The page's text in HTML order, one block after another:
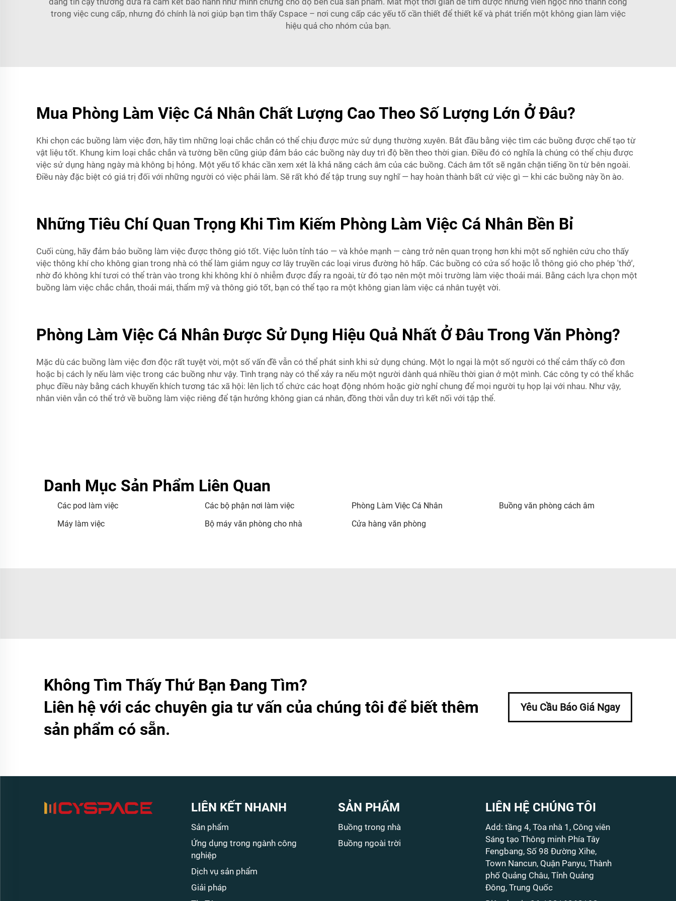
trong việc cung cấp, nhưng đó chính là nơi giúp bạn tìm thấy Cspace – nơi cung cấp các yếu tố cần thiết để thiết kế và phát triển một không gian làm việc
hiệu quả cho nhóm của bạn.
Mua Phòng Làm Việc Cá Nhân Chất Lượng Cao Theo Số Lượng Lớn Ở Đâu?
Khi chọn các buồng làm việc đơn, hãy tìm những loại chắc chắn có thể chịu được mức sử dụng thường xuyên. Bắt đầu bằng việc tìm các buồng được chế tạo từ
vật liệu tốt. Khung kim loại chắc chắn và tường bền cũng giúp đảm bảo các buồng này duy trì độ bền theo thời gian. Điều đó có nghĩa là chúng có thể chịu được
việc sử dụng hàng ngày mà không bị hỏng. Một yếu tố khác cần xem xét là khả năng cách âm của các buồng. Cách âm tốt sẽ ngăn chặn tiếng ồn từ bên ngoài.
Điều này đặc biệt có giá trị đối với những người có việc phải làm. Sẽ rất khó để tập trung suy nghĩ — hay hoàn thành bất cứ việc gì — khi các buồng này ồn ào.
Những Tiêu Chí Quan Trọng Khi Tìm Kiếm Phòng Làm Việc Cá Nhân Bền Bỉ
Cuối cùng, hãy đảm bảo buồng làm việc được thông gió tốt. Việc luôn tỉnh táo — và khỏe mạnh — càng trở nên quan trọng hơn khi một số nghiên cứu cho thấy
việc thông khí cho không gian trong nhà có thể làm giảm nguy cơ lây truyền các loại virus đường hô hấp. Các buồng có cửa sổ hoặc lỗ thông gió cho phép 'thở',
nhờ đó không khí tươi có thể tràn vào trong khi không khí ô nhiễm được đẩy ra ngoài, từ đó tạo nên một môi trường làm việc thoải mái. Bằng cách lựa chọn một
buồng làm việc chắc chắn, thoải mái, thẩm mỹ và thông gió tốt, bạn có thể tạo ra một không gian làm việc cá nhân tuyệt vời.
Phòng Làm Việc Cá Nhân Được Sử Dụng Hiệu Quả Nhất Ở Đâu Trong Văn Phòng?
Mặc dù các buồng làm việc đơn độc rất tuyệt vời, một số vấn đề vẫn có thể phát sinh khi sử dụng chúng. Một lo ngại là một số người có thể cảm thấy cô đơn
hoặc bị cách ly nếu làm việc trong các buồng như vậy. Tình trạng này có thể xảy ra nếu một người dành quá nhiều thời gian ở một mình. Các công ty có thể khắc
phục điều này bằng cách khuyến khích tương tác xã hội: lên lịch tổ chức các hoạt động nhóm hoặc giờ nghỉ chung để mọi người tụ họp lại với nhau. Như vậy,
nhân viên vẫn có thể trở về buồng làm việc riêng để tận hưởng không gian cá nhân, đồng thời vẫn duy trì kết nối với tập thể.
Danh Mục Sản Phẩm Liên Quan
Các pod làm việc Các bộ phận nơi làm việc Phòng Làm Việc Cá Nhân
Buồng văn phòng cách âm
Máy làm việc
Bộ máy văn phòng cho nhà Cửa hàng văn phòng
Không Tìm Thấy Thứ Bạn Đang Tìm?
Liên hệ với các chuyên gia tư vấn của chúng tôi để biết thêm
sản phẩm có sẵn.
Yêu Cầu Báo Giá Ngay
LIÊN KẾT NHANH
Sản phẩm
Ứng dụng trong ngành công
nghiệp
Dịch vụ sản phẩm
Giải pháp
SẢN PHẨM
Buồng trong nhà
Buồng ngoài trời
LIÊN HỆ CHÚNG TÔI
Add: tầng 4, Tòa nhà 1, Công viên
Sáng tạo Thông minh Phía Tây
Fengbang, Số 98 Đường Xihe,
Town Nancun, Quận Panyu, Thành
phố Quảng Châu, Tỉnh Quảng
Đông, Trung Quốc